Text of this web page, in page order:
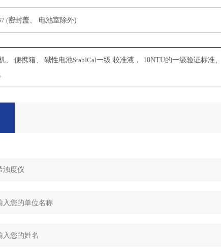
(密封盖、 电池室除外)
、 便携箱、 碱性电池StabICal一级 校准液， 10NTU的一级验证标准、